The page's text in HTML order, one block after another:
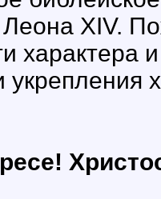
XIV.
характера